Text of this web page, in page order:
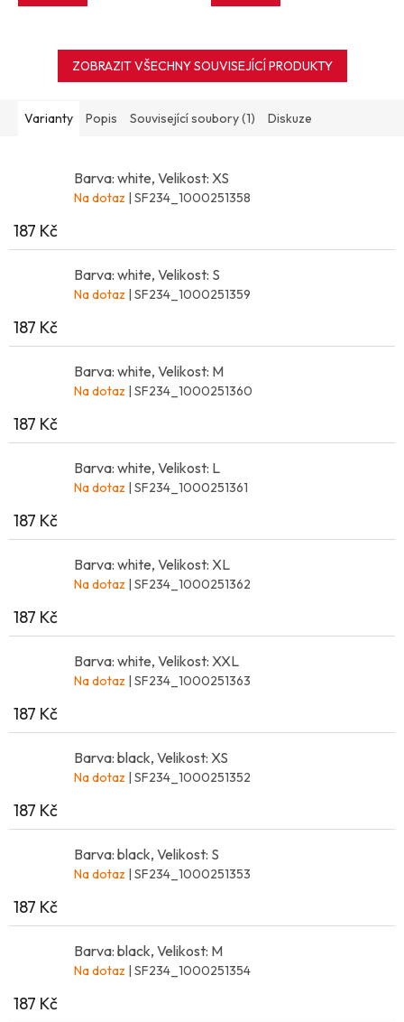
ZOBRAZIT VŠECHNY SOUVISEJÍCÍ PRODUKTY
Varianty Popis Související soubory (1) Diskuze
Barva: white, Velikost: XS
Na dotaz | SF234_1000251358
187 Kč
Barva: white, Velikost: S
Na dotaz | SF234_1000251359
187 Kč
Barva: white, Velikost: M
Na dotaz | SF234_1000251360
187 Kč
Barva: white, Velikost: L
Na dotaz | SF234_1000251361
187 Kč
Barva: white, Velikost: XL
Na dotaz | SF234_1000251362
187 Kč
Barva: white, Velikost: XXL
Na dotaz | SF234_1000251363
187 Kč
Barva: black, Velikost: XS
Na dotaz | SF234_1000251352
187 Kč
Barva: black, Velikost: S
Na dotaz | SF234_1000251353
187 Kč
Barva: black, Velikost: M
Na dotaz | SF234_1000251354
187 Kč